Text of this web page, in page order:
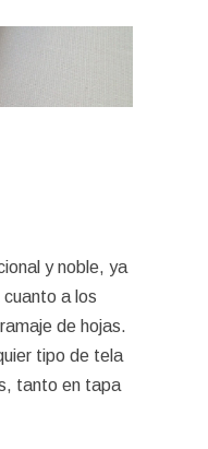
y noble, ya
a los
de hojas.
tipo de tela
tanto en tapa